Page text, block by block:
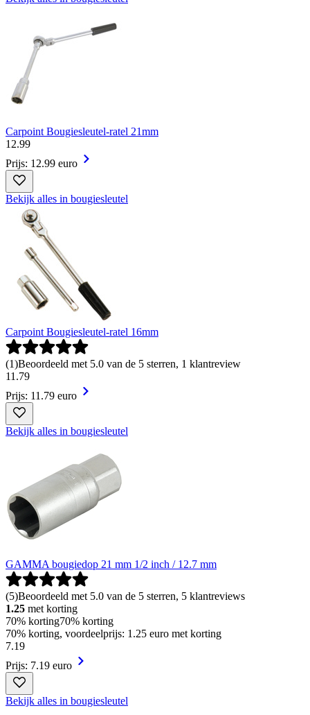
Carpoint Bougiesleutel-ratel 21mm
12.99
Prijs: 12.99 euro
Bekijk alles in bougiesleutel
Carpoint Bougiesleutel-ratel 16mm
(1)Beoordeeld met 5.0 van de 5 sterren, 1 klantreview
11 .79
Prijs: 11.79 euro
Bekijk alles in bougiesleutel
GAMMA bougiedop 21 mm 1/2 inch / 12.7 mm
(5)Beoordeeld met 5.0 van de 5 sterren, 5 klantreviews
1.25 met korting
70% korting70% korting
70% korting, voordeelprijs: 1.25 euro met korting
7.19
Prijs: 7.19 euro
Bekijk alles in bougiesleutel